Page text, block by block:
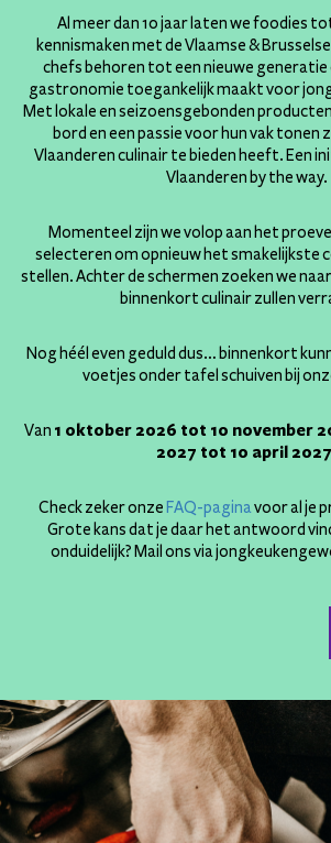
Al meer dan 10 jaar laten we foodies
kennismaken met de Vlaamse &
chefs behoren tot een nieuwe generatie
gastronomie toegankelijk maakt voor
Met lokale en seizoensgebonden
bord en een passie voor hun vak tonen
Vlaanderen culinair te bieden heeft. Een
Vlaanderen by the way.
Momenteel zijn we volop aan het
selecteren om opnieuw het smakelijkste
stellen. Achter de schermen zoeken we
binnenkort culinair zullen
Nog héél even geduld dus… binnenkort
voetjes onder tafel schuiven bij
Van 1 oktober 2026 tot 10 november
2027 tot 10 april 2027
Check zeker onze FAQ-paginavoor al je
Grote kans dat je daar het antwoord
onduidelijk? Mail ons via